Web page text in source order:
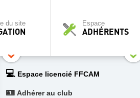
du site Espace
ADHÉRENTS
💻 Espace licencié FFCAM
🪪 Adhérer au club